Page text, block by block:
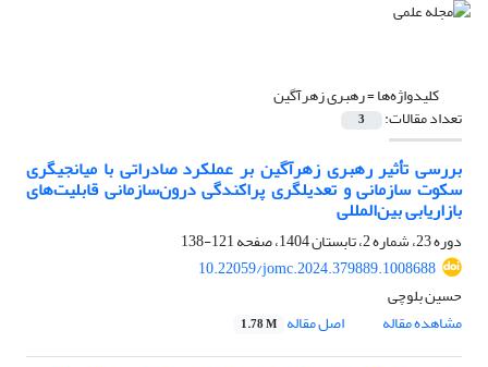
کلیدواژه‌ها =رهبری زهرآگین
تعداد مقالات: 3
بررسی تأثیر رهبری زهرآگین بر عملکرد صادراتی با میانجیگری
سکوت سازمانی و تعدیلگری پراکندگی درون‌سازمانی قابلیت‌های
بازاریابی بین‌المللی
دوره 23، شماره 2، تابستان 1404، صفحه
121-138
10.22059/jomc.2024.379889.1008688
حسین بلوچی
مشاهده مقاله
اصل مقاله 1.78 M